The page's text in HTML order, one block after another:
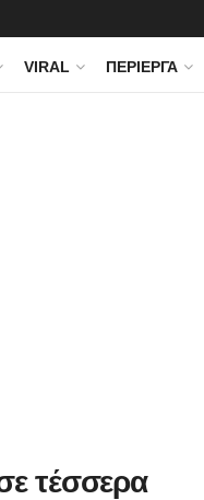
VIRAL ΠΕΡΊΕΡΓΑ
τέσσερα